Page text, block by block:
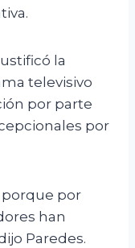
la
televisivo
por parte
por
porque por
han
Paredes.